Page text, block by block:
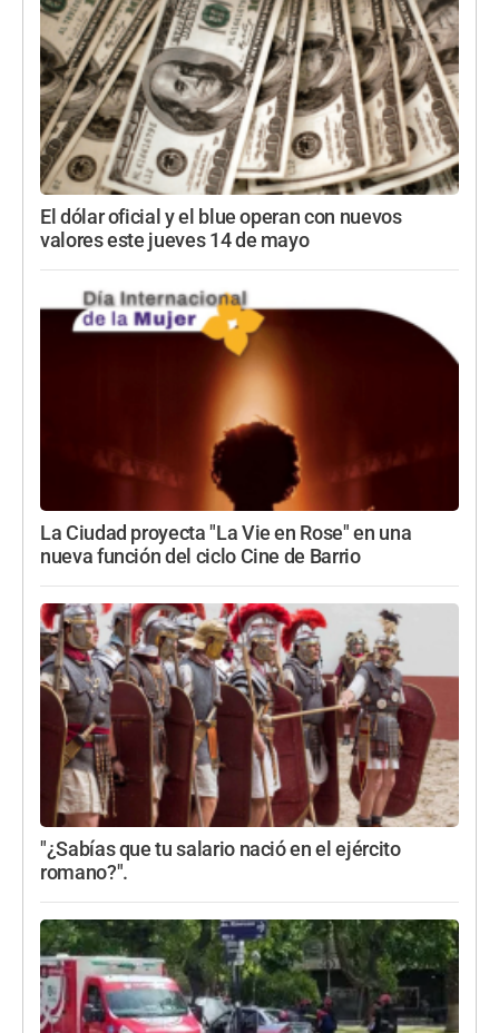
El dólar oficial y el blue operan con nuevos
valores este jueves 14 de mayo
La Ciudad proyecta "La Vie en Rose" en una
nueva función del ciclo Cine de Barrio
"¿Sabías que tu salario nació en el ejército
romano?".